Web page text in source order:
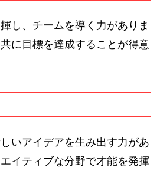
し、チームを導く力がありま
に目標を達成することが得意
いアイデアを生み出す力があ
イティブな分野で才能を発揮